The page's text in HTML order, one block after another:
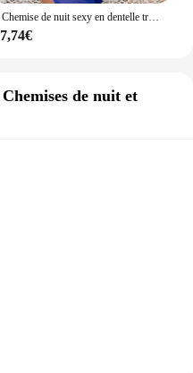
Chemise de nuit sexy en dentelle transparente pour femmes, sous-vêtements, entrejambe ouvert, vêtements de nuit, grande taille, 7.0
7,74€
Chemises de nuit et